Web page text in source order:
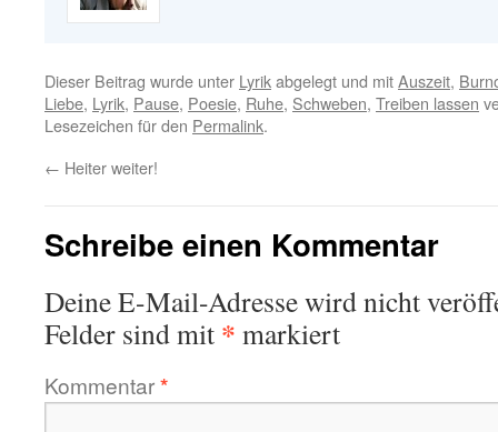
Dieser Beitrag wurde unter Lyrikabgelegt und mitAuszeit,
Liebe, Lyrik, Pause, Poesie, Ruhe, Schweben, Treiben lassen
Lesezeichen für den Permalink.
← Heiter weiter!
Schreibe einen Kommentar
Deine E-Mail-Adresse wird nicht
Felder sind mit * markiert
Kommentar*